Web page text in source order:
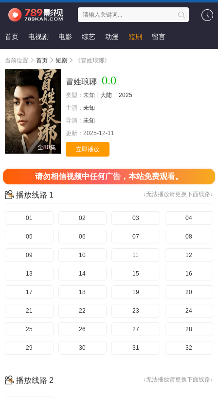
首页 电视剧 电影 综艺 动漫 短剧 留言
当前位置 首页 短剧 《冒姓琅琊》
全80集
冒姓琅琊 0.0
类型： 未知 大陆
2025
主演： 未知
导演： 未知
更新： 2025-12-11
立即播放
请勿相信视频中任何广告，本站免费观看。
↓无法播放请更换下面线路↓
播放线路 1
01 02 03 04
05 06 07 08
09 10 11 12
13 14 15 16
17 18 19 20
21 22 23 24
25 26 27 28
29 30 31 32
37
↓无法播放请更换下面线路↓
播放线路 2